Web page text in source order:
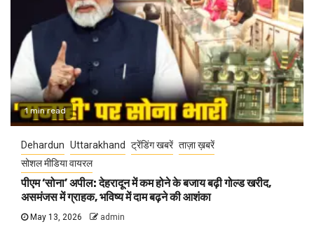
1 min read
Dehardun Uttarakhand ट्रेंडिंग खबरें ताज़ा ख़बरें
सोशल मीडिया वायरल
पीएम ‘सोना’ अपील: देहरादून में कम होने के बजाय बढ़ी गोल्ड खरीद,
असमंजस में ग्राहक, भविष्य में दाम बढ़ने की आशंका
May 13, 2026 admin